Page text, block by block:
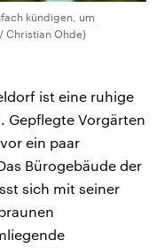
kündigen, um
Christian Ohde)
ist eine ruhige
Gepflegte Vorgärten
ein paar
Bürogebäude der
sich mit seiner